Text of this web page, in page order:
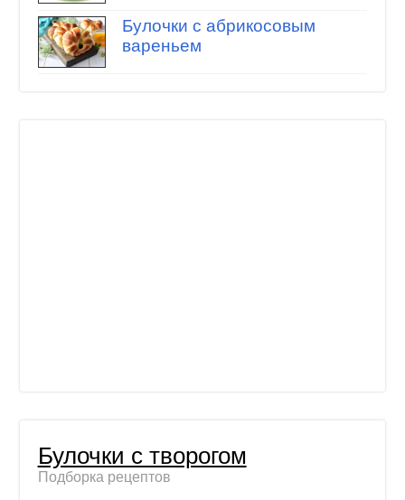
Булочки с абрикосовым
вареньем
Булочки с творогом
Подборка рецептов